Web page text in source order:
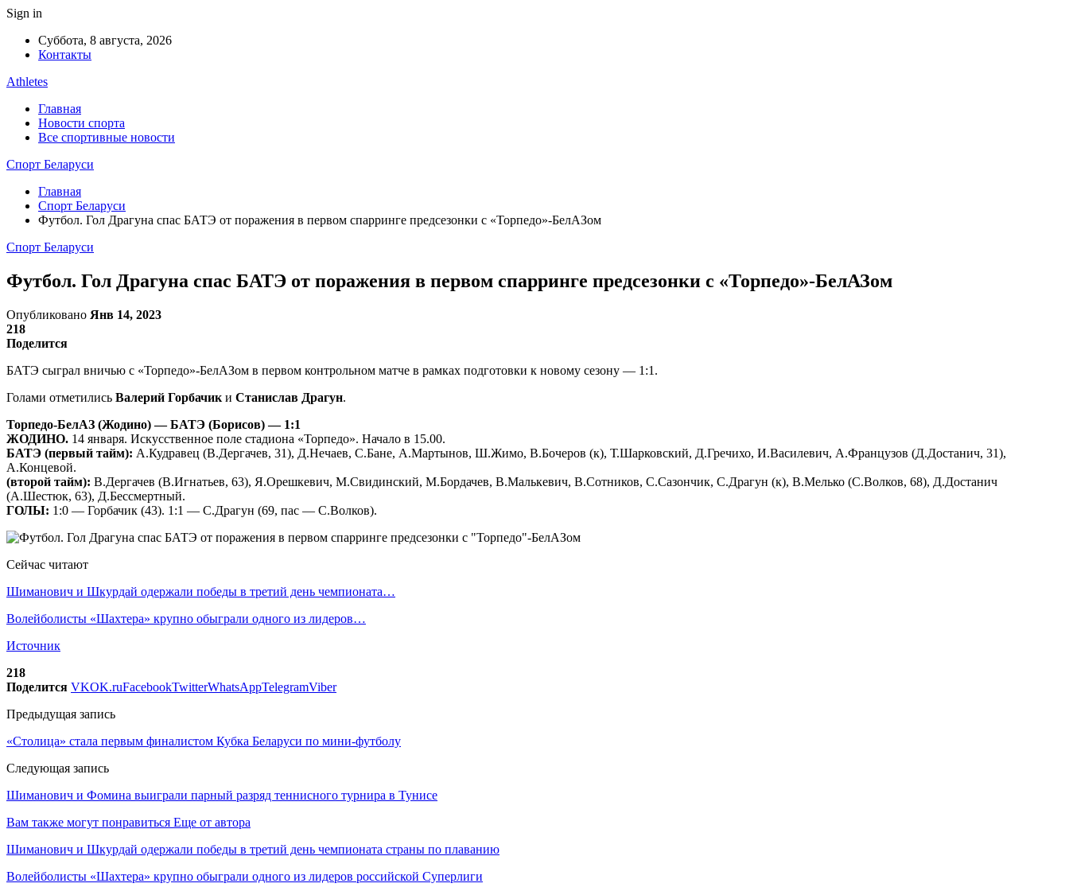
Sign in
Суббота, 8 августа, 2026
Контакты
Athletes
Главная
Новости спорта
Все спортивные новости
Спорт Беларуси
Главная
Спорт Беларуси
Футбол. Гол Драгуна спас БАТЭ от поражения в первом спарринге предсезонки с «Торпедо»-БелАЗом
Спорт Беларуси
Футбол. Гол Драгуна спас БАТЭ от поражения в первом спарринге предсезонки с «Торпедо»-БелАЗом
Опубликовано Янв 14, 2023
218
Поделится
БАТЭ сыграл вничью с «Торпедо»-БелАЗом в первом контрольном матче в рамках подготовки к новому сезону — 1:1.
Голами отметились Валерий Горбачик и Станислав Драгун.
Торпедо-БелАЗ (Жодино) — БАТЭ (Борисов) — 1:1
ЖОДИНО. 14 января. Искусственное поле стадиона «Торпедо». Начало в 15.00.
БАТЭ (первый тайм): А.Кудравец (В.Дергачев, 31), Д.Нечаев, С.Бане, А.Мартынов, Ш.Жимо, В.Бочеров (к), Т.Шарковский, Д.Гречихо, И.Василевич, А.Французов (Д.Достанич, 31),
А.Концевой.
(второй тайм): В.Дергачев (В.Игнатьев, 63), Я.Орешкевич, М.Свидинский, М.Бордачев, В.Малькевич, В.Сотников, С.Сазончик, С.Драгун (к), В.Мелько (С.Волков, 68), Д.Достанич
(А.Шестюк, 63), Д.Бессмертный.
ГОЛЫ: 1:0 — Горбачик (43). 1:1 — С.Драгун (69, пас — С.Волков).
Сейчас читают
Шиманович и Шкурдай одержали победы в третий день чемпионата…
Волейболисты «Шахтера» крупно обыграли одного из лидеров…
Источник
218
Поделится VKOK.ruFacebookTwitterWhatsAppTelegramViber
Предыдущая запись
«Столица» стала первым финалистом Кубка Беларуси по мини-футболу
Следующая запись
Шиманович и Фомина выиграли парный разряд теннисного турнира в Тунисе
Вам также могут понравиться Еще от автора
Шиманович и Шкурдай одержали победы в третий день чемпионата страны по плаванию
Волейболисты «Шахтера» крупно обыграли одного из лидеров российской Суперлиги